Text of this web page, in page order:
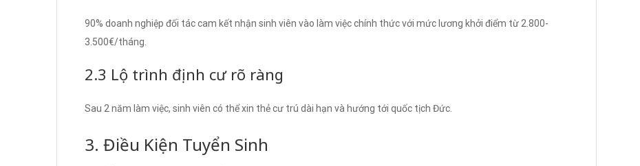
90% doanh nghiệp đối tác cam kết nhận sinh viên vào làm việc chính thức với mức lương khởi điểm từ 2.800-
3.500€/tháng.
2.3 Lộ trình định cư rõ ràng
Sau 2 năm làm việc, sinh viên có thể xin thẻ cư trú dài hạn và hướng tới quốc tịch Đức.
3. Điều Kiện Tuyển Sinh